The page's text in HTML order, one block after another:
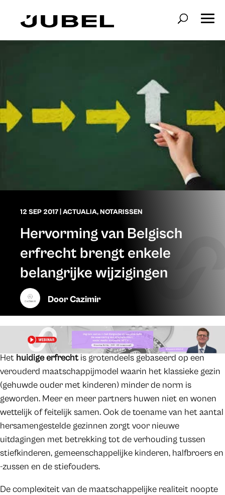
12 SEP 2017 ACTUALIA,NOTARISSEN
Hervorming van Belgisch
erfrecht brengt enkele
belangrijke wijzigingen
DoorCazimir
Het huidige erfrecht is grotendeels gebaseerd op een
verouderd maatschappijmodel waarin het klassieke gezin
(gehuwde ouder met kinderen) minder de norm is
geworden. Meer en meer partners huwen niet en wonen
wettelijk of feitelijk samen. Ook de toename van het aantal
hersamengestelde gezinnen zorgt voor nieuwe
uitdagingen met betrekking tot de verhouding tussen
stiefkinderen, gemeenschappelijke kinderen, halfbroers en
-zussen en de stiefouders.
De complexiteit van de maatschappelijke realiteit noopte